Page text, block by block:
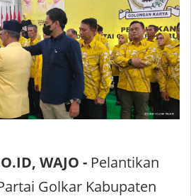
WAJO - Pelantikan
Golkar Kabupaten